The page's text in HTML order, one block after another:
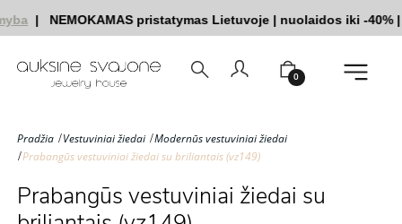
| NEMOKAMAS pristatymas Lietuvoje|nuolaidos iki -40%||
0
Pradžia Vestuviniai žiedai
Modernūs vestuviniai žiedai
Prabangūs vestuviniai žiedai su briliantais (vz149)
Prabangūs vestuviniai žiedai su